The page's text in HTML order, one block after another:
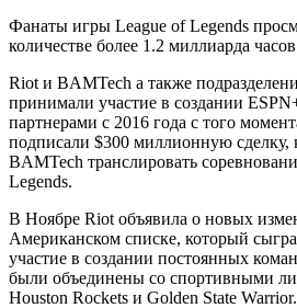
Фанаты игры League of Legends
количестве более 1.2 миллиарда
Riot и BAMTech а также
принимали участие в создании
партнерами с 2016 года с того
подписали $300 миллионную сделку,
BAMTech транслировать
Legends.
В Ноябре Riot объявила о новых
Американском списке, который
участие в создании постоянных
были объединены со спортивными
Houston Rockets и Golden State Warrior.